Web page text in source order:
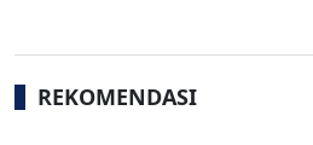
REKOMENDASI